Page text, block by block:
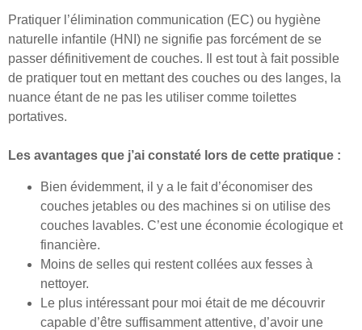
Pratiquer l’élimination communication (EC) ou hygiène
naturelle infantile (HNI) ne signifie pas forcément de se
passer définitivement de couches. Il est tout à fait possible
de pratiquer tout en mettant des couches ou des langes, la
nuance étant de ne pas les utiliser comme toilettes
portatives.
Les avantages que j’ai constaté lors de cette pratique :
Bien évidemment, il y a le fait d’économiser des
couches jetables ou des machines si on utilise des
couches lavables. C’est une économie écologique et
financière.
Moins de selles qui restent collées aux fesses à
nettoyer.
Le plus intéressant pour moi était de me découvrir
capable d’être suffisamment attentive, d’avoir une